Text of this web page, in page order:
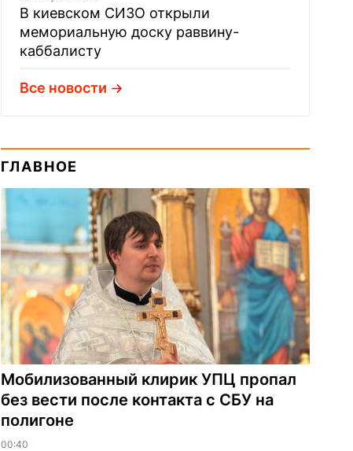
В киевском СИЗО открыли
мемориальную доску раввину-
каббалисту
Все новости
ГЛАВНОЕ
Мобилизованный клирик УПЦ пропал
без вести после контакта с СБУ на
полигоне
00:40